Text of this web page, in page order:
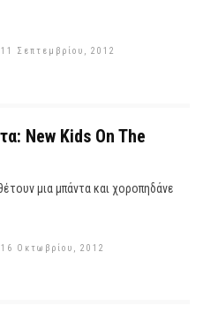
Σεπτεμβρίου, 2012
New Kids On The
μια μπάντα και χοροπηδάνε
Οκτωβρίου, 2012